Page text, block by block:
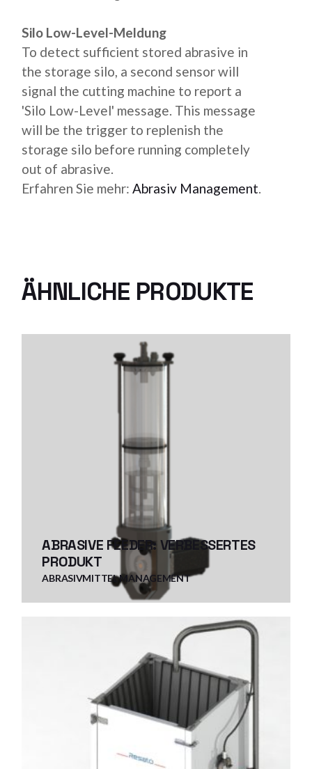
Silo Low-Level-Meldung
To detect sufficient stored abrasive in
the storage silo, a second sensor will
signal the cutting machine to report a
'Silo Low-Level' message. This message
will be the trigger to replenish the
storage silo before running completely
out of abrasive.
Erfahren Sie mehr:Abrasiv Management.
ÄHNLICHE PRODUKTE
ABRASIVE FEEDER: VERBESSERTES
PRODUKT
ABRASIVMITTEL MANAGEMENT